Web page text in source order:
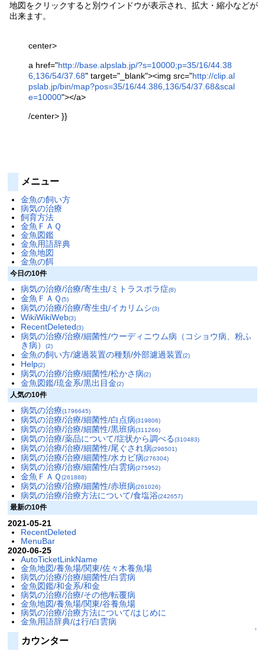
地図をクリックすると別ウインドウが表示され、拡大・縮小などが
出来ます。
center>
a href="http://base.alpslab.jp/?s=10000;p=35/16/44.38
6,136/54/37.68" target="_blank"><img src="http://clip.al
pslab.jp/bin/map?pos=35/16/44.386,136/54/37.68&scal
e=10000"></a>
/center> }}
メニュー
金魚の飼い方
病気の治療
飼育方法
金魚ＦＡＱ
金魚図鑑
金魚用語辞典
金魚地図
金魚の餌
今日の10件
病気の治療/治療/寄生虫/ミトラスポラ症(8)
金魚ＦＡＱ(5)
病気の治療/治療/寄生虫/イカリムシ(3)
WikiWikiWeb(3)
RecentDeleted(3)
病気の治療/治療/細菌性/ウーディニウム病（コショウ病、粉ふ
き病）
(2)
金魚の飼い方/濾過装置の種類/外部濾過装置(2)
Help(2)
病気の治療/治療/細菌性/松かさ病(2)
金魚図鑑/琉金系/黒出目金(2)
人気の10件
病気の治療(1796645)
病気の治療/治療/細菌性/白点病(319806)
病気の治療/治療/細菌性/黒班病(311266)
病気の治療/薬品について/症状から調べる(310483)
病気の治療/治療/細菌性/尾ぐされ病(296501)
病気の治療/治療/細菌性/水カビ病(276304)
病気の治療/治療/細菌性/白雲病(275952)
金魚ＦＡＱ(261888)
病気の治療/治療/細菌性/赤班病(261026)
病気の治療/治療方法について/食塩浴(242657)
最新の10件
2021-05-21
RecentDeleted
MenuBar
2020-06-25
AutoTicketLinkName
金魚地図/養魚場/関東/佐々木養魚場
病気の治療/治療/細菌性/白雲病
金魚図鑑/和金系/和金
病気の治療/治療/その他/転覆病
金魚地図/養魚場/関東/谷養魚場
病気の治療/治療方法について/はじめに
金魚用語辞典/は行/白雲病
↑
カウンター